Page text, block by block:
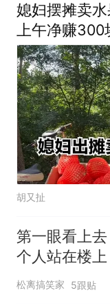
媳妇摆摊卖
上午净赚300
胡又扯
第一眼看上
个人站在楼上
上集装箱
松离搞笑家 5跟贴